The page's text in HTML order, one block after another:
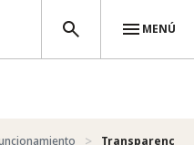
MENÚ
Transparencia